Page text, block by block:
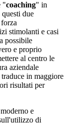
"coaching" in
due
stimolanti e casi
possibile
e proprio
al centro le
aziendale
in maggiore
risultati per
e
di